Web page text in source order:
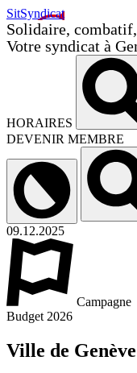
SitSyndicat
Solidaire,
Votre syndicat à
HORAIRES
DEVENIR MEMBRE
09.12.2025
Campagne
Budget 2026
Ville de